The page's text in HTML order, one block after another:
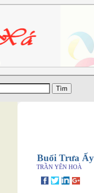
Buổi Trưa Ấy
TRẦN YÊN HOÀ